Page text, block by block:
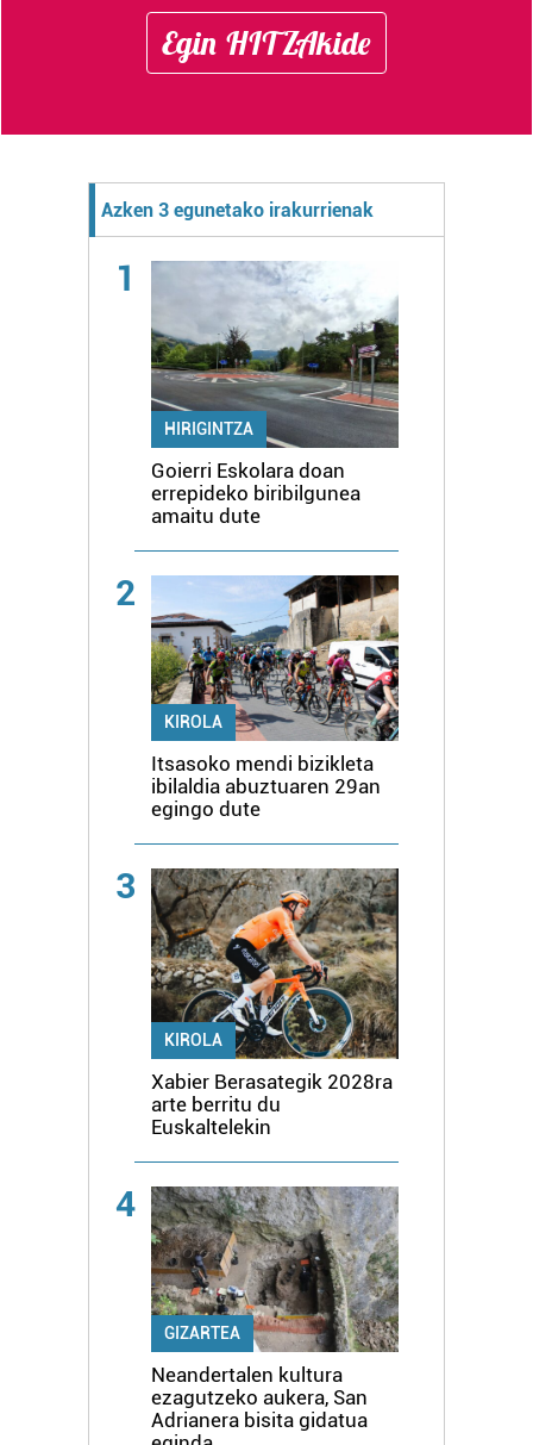
Egin HITZAkide
Azken 3 egunetako irakurrienak
1
HIRIGINTZA
Goierri Eskolara doan
errepideko biribilgunea
amaitu dute
2
KIROLA
Itsasoko mendi bizikleta
ibilaldia abuztuaren 29an
egingo dute
3
KIROLA
Xabier Berasategik 2028ra
arte berritu du
Euskaltelekin
4
GIZARTEA
Neandertalen kultura
ezagutzeko aukera, San
Adrianera bisita gidatua